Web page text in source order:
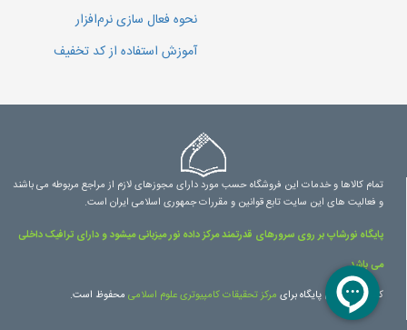
نحوه فعال سازی نرم‌افزار
آموزش استفاده از کد تخفیف
تمام کالاها و خدمات این فروشگاه حسب مورد دارای مجوزهای لازم از مراجع مربوطه می باشند
و فعالیت های این سایت تابع قوانین و مقررات جمهوری اسلامی ایران است.
پایگاه نورشاپ بر روی سرورهای قدرتمند مرکز داده نور میزبانی میشود و دارای ترافیک داخلی
می باشد.
کلیه حقوق این پایگاه برای مرکز تحقیقات کامپیوتری علوم اسلامی محفوظ است.